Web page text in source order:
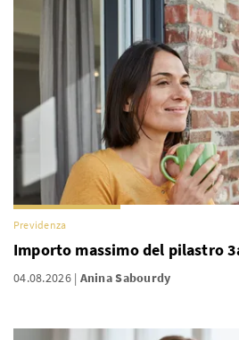
Previdenza
Importo massimo del pilastro
04.08.2026 Anina Sabourdy